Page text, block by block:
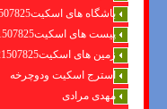
باشگاه های اسکیت09121507825
پیست های اسکیت09121507825
زمین های اسکیت09121507825
استرج اسکیت ودوچرخه
مهدی مرادی